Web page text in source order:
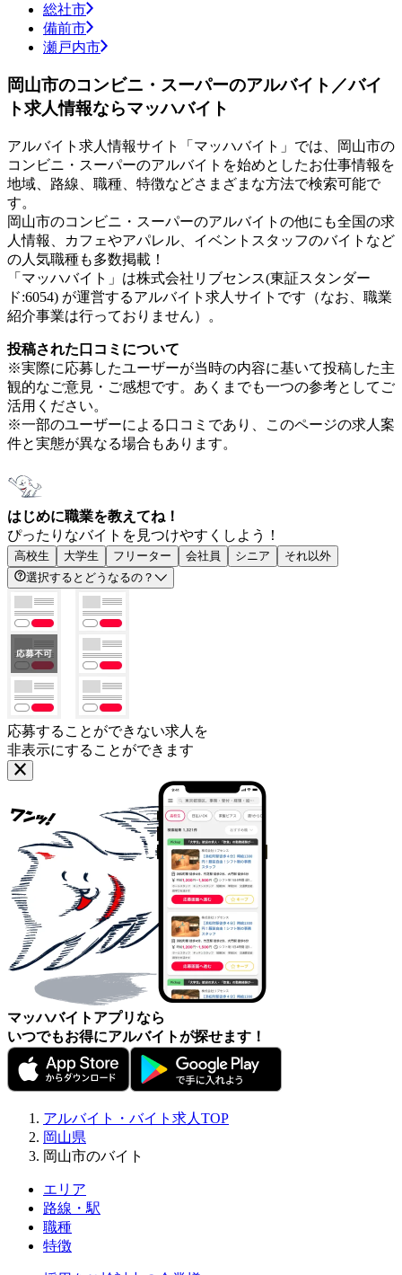
総社市
備前市
瀬戸内市
岡山市のコンビニ・スーパーのアルバイト／バイ
ト求人情報ならマッハバイト
アルバイト求人情報サイト「マッハバイト」では、岡山市の
コンビニ・スーパーのアルバイトを始めとしたお仕事情報を
地域、路線、職種、特徴などさまざまな方法で検索可能で
す。
岡山市のコンビニ・スーパーのアルバイトの他にも全国の求
人情報、カフェやアパレル、イベントスタッフのバイトなど
の人気職種も多数掲載！
「マッハバイト」は株式会社リブセンス(東証スタンダー
ド:6054) が運営するアルバイト求人サイトです（なお、職業
紹介事業は行っておりません）。
投稿された口コミについて
※実際に応募したユーザーが当時の内容に基いて投稿した主
観的なご意見・ご感想です。あくまでも一つの参考としてご
活用ください。
※一部のユーザーによる口コミであり、このページの求人案
件と実態が異なる場合もあります。
はじめに職業を教えてね！
ぴったりなバイトを見つけやすくしよう！
高校生 大学生 フリーター 会社員 シニア
それ以外
選択するとどうなるの？
応募することができない求人を
非表示にすることができます
マッハバイトアプリなら
いつでもお得にアルバイトが探せます！
アルバイト・バイト求人TOP
岡山県
岡山市のバイト
エリア
路線・駅
職種
特徴